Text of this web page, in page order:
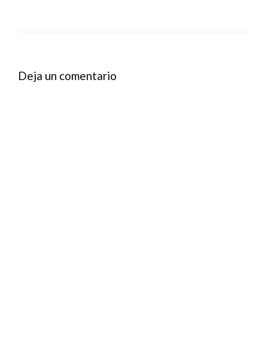
Deja un comentario